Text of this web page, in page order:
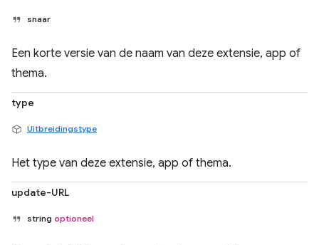
snaar
Een korte versie van de naam van deze extensie, app of
thema.
type
Uitbreidingstype
Het type van deze extensie, app of thema.
update-URL
string optioneel